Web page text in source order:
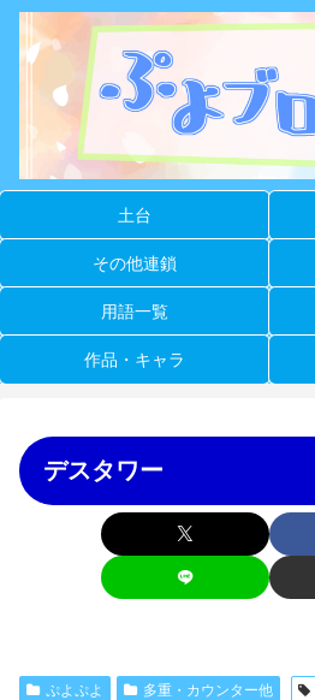
土台
その他連鎖
用語一覧
作品・キャラ
デスタワー
ぷよぷよ 多重・カウンター他